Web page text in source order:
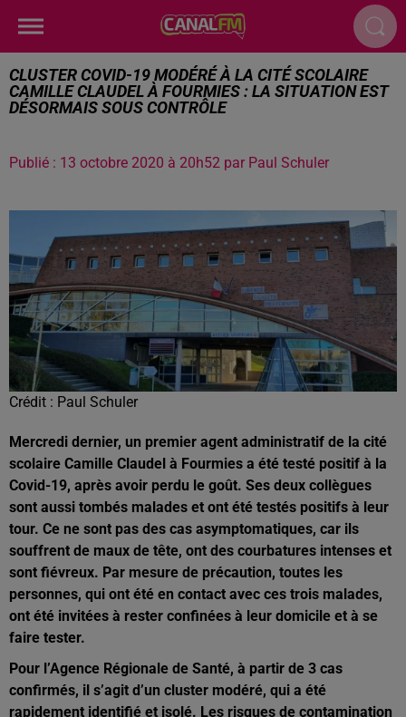
CLUSTER COVID-19 MODÉRÉ À LA CITÉ SCOLAIRE
CAMILLE CLAUDEL À FOURMIES : LA SITUATION EST
DÉSORMAIS SOUS CONTRÔLE
Publié : 13 octobre 2020 à 20h52 par Paul Schuler
Crédit : Paul Schuler
Mercredi dernier, un premier agent administratif de la cité
scolaire Camille Claudel à Fourmies a été testé positif à la
Covid-19, après avoir perdu le goût. Ses deux collègues
sont aussi tombés malades et ont été testés positifs à leur
tour. Ce ne sont pas des cas asymptomatiques, car ils
souffrent de maux de tête, ont des courbatures intenses et
sont fiévreux. Par mesure de précaution, toutes les
personnes, qui ont été en contact avec ces trois malades,
ont été invitées à rester confinées à leur domicile et à se
faire tester.
Pour l’Agence Régionale de Santé, à partir de 3 cas
confirmés, il s’agit d’un cluster modéré, qui a été
rapidement identifié et isolé. Les risques de contamination